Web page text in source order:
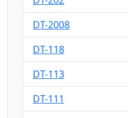
DT-2008
DT-118
DT-113
DT-111